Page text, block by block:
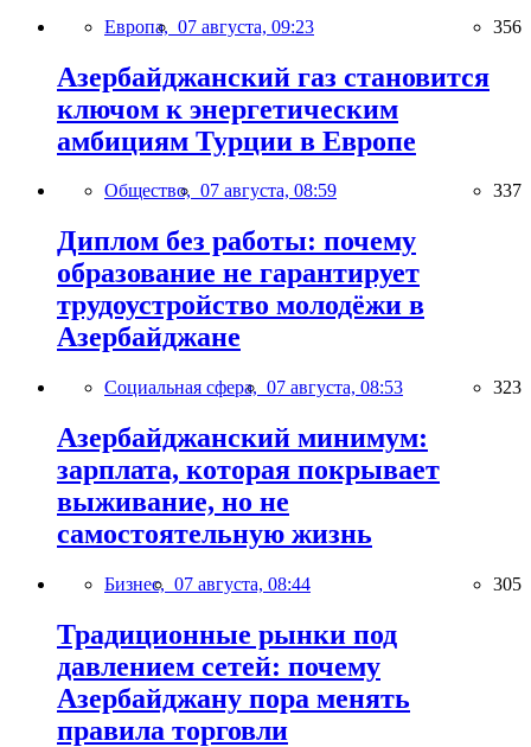
Европа, 07 августа, 09:23 356
Азербайджанский газ становится
ключом к энергетическим
амбициям Турции в Европе
Общество, 07 августа, 08:59 337
Диплом без работы: почему
образование не гарантирует
трудоустройство молодёжи в
Азербайджане
Социальная сфера, 07 августа, 08:53 323
Азербайджанский минимум:
зарплата, которая покрывает
выживание, но не
самостоятельную жизнь
Бизнес, 07 августа, 08:44 305
Традиционные рынки под
давлением сетей: почему
Азербайджану пора менять
правила торговли